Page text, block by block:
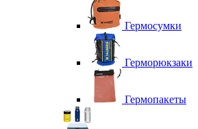
Гермосумки
Герморюкзаки
Гермопакеты